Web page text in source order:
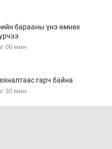
барааны үнэ өмнөх
00 мин
гарч байна
30 мин